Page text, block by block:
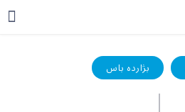
بژاردە باس